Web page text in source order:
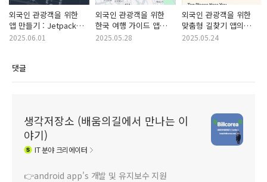
외국인 관광객을 위한
앱 만들기 : Jetpack
Compose에서 Google
적용하기
2025.06.01
외국인 관광객을 위한
한국 여행 가이드 앱
개발 일지 - 위치 권한과
2025.05.28
외국인 관광객을 위한
맞춤형 길찾기 앱의
초기 화면은?
2025.05.24
댓글
생각저장소 (배움의길에서 만나는 이
야기)
IT분야 크리에이터
👉android app's 개발 및 유지보수 지원